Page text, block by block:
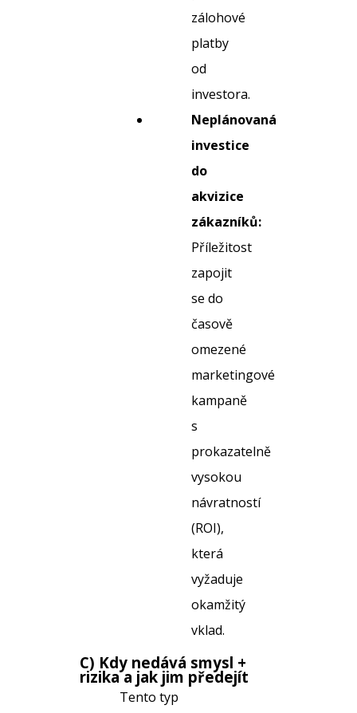
zálohové
platby
od
investora.
Neplánovaná
investice
do
akvizice
zákazníků:
Příležitost
zapojit
se do
časově
omezené
marketingové
kampaně
s
prokazatelně
vysokou
návratností
(ROI),
která
vyžaduje
okamžitý
vklad.
C) Kdy nedává smysl +
rizika a jak jim předejít
Tento typ